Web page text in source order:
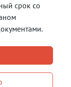
срок со